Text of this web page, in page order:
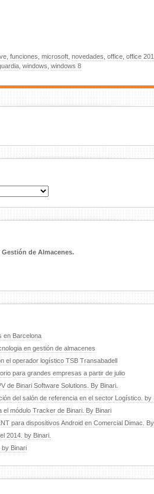
funciones microsoft novedades office office
windows windows 8
de Almacenes.
en Barcelona
en gestión de almacenes
el operador logístico TSB Transabadell
para grandes empresas a partir de julio
de Binari Software Solutions. By Binari.
del salón de referencia en el sector Logístico. by
módulo Tracker de Binari. By Binari
para dispositivos Android en Comercial Dimac.
2014. by Binari.
by Binari